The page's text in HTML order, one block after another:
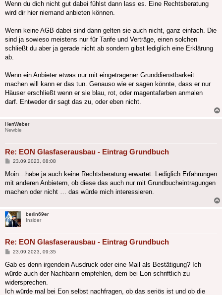
Wenn du dich nicht gut dabei fühlst dann lass es. Eine Rechtsberatung
wird dir hier niemand anbieten können.
Wenn keine AGB dabei sind dann gelten sie auch nicht, ganz einfach. Die
sind ja sowieso meistens nur für Tarife und Verträge, einen solchen
schließt du aber ja gerade nicht ab sondern gibst lediglich eine Erklärung
ab.
Wenn ein Anbieter etwas nur mit eingetragener Grunddienstbarkeit
machen will kann er das tun. Genauso wie er sagen könnte, dass er nur
Häuser erschließt wenn er sie blau, rot, oder magentafarben anmalen
darf. Entweder dir sagt das zu, oder eben nicht.
HerrWeber
Newbie
Re: EON Glasfaserausbau - Eintrag Grundbuch
Beitrag
23.09.2023, 08:08
Moin…habe ja auch keine Rechtsberatung erwartet. Lediglich Erfahrungen
mit anderen Anbietern, ob diese das auch nur mit Grundbucheintragungen
machen oder nicht … das würde mich interessieren.
berlin69er
Insider
Re: EON Glasfaserausbau - Eintrag Grundbuch
Beitrag
23.09.2023, 09:35
Gab es denn irgendein Ausdruck oder eine Mail als Bestätigung? Ich
würde auch der Nachbarin empfehlen, dem bei Eon schriftlich zu
widersprechen.
Ich würde mal bei Eon selbst nachfragen, ob das seriös ist und ob die